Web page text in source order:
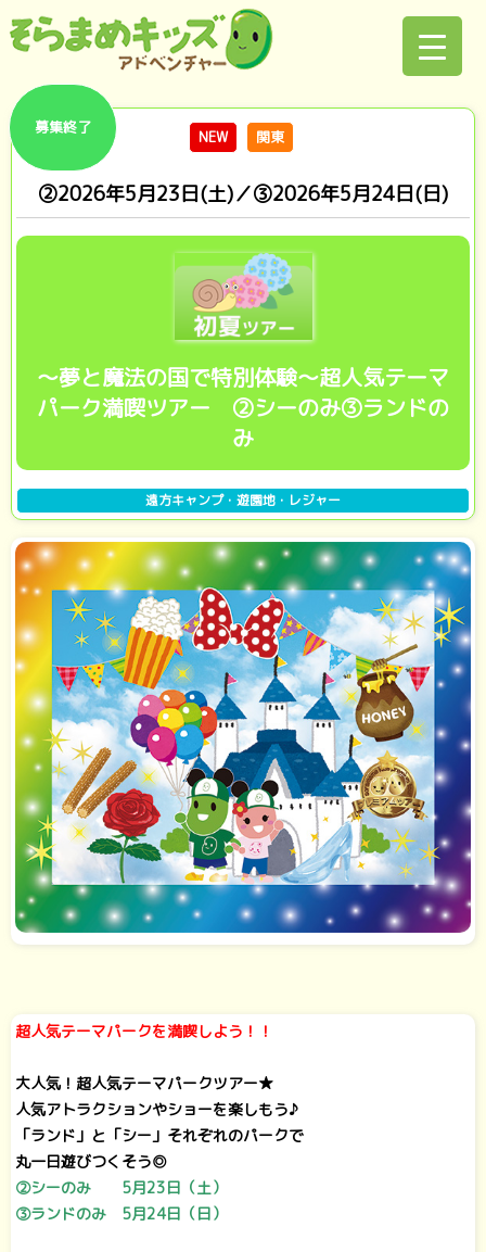
募集終了 NEW 関東
②2026年5月23日(土)／➂2026年5月24日(日)
～夢と魔法の国で特別体験～超人気テーマ
パーク満喫ツアー ②シーのみ③ランドの
み
遠方キャンプ・遊園地・レジャー
超人気テーマパークを満喫しよう！ ！
大人気！超人気テーマパークツアー★
人気アトラクションやショーを楽しもう♪
「ランド」と「シー」それぞれのパークで
丸一日遊びつくそう◎
②シーのみ 5月23日（土）
③ランドのみ 5月24日（日）